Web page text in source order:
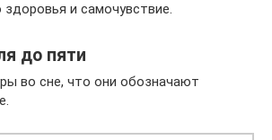
здоровья и самочувствие.
до пяти
во сне, что они обозначают